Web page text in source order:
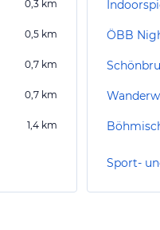
0,3 km
0,5 km
0,7 km
0,7 km
1,4 km
ÖBB
Sport-